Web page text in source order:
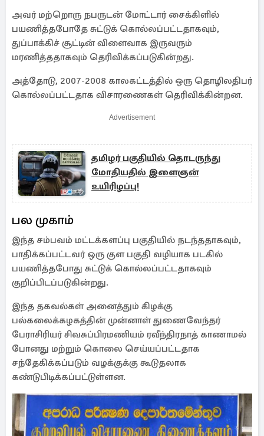
அவர் மற்றொரு நபருடன் மோட்டார் சைக்கிளில்
பயணித்தபோதே சுட்டுக் கொல்லப்பட்டதாகவும்,
துப்பாக்கிச் சூட்டின் விளைவாக இருவரும்
மரணித்ததாகவும் தெரிவிக்கப்படுகின்றது.
அத்தோடு, 2007-2008 காலகட்டத்தில் ஒரு தொழிலதிபர்
கொல்லப்பட்டதாக விசாரணைகள் தெரிவிக்கின்றன.
Advertisement
தமிழர் பகுதியில் தொடருந்து
மோதியதில் இளைஞன்
உயிரிழப்பு!
பல முகாம்
இந்த சம்பவம் மட்டக்களப்பு பகுதியில் நடந்ததாகவும்,
பாதிக்கப்பட்டவர் ஒரு குள பகுதி வழியாக படகில்
பயணித்தபோது சுட்டுக் கொல்லப்பட்டதாகவும்
குறிப்பிடப்படுகின்றது.
இந்த தகவல்கள் அனைத்தும் கிழக்கு
பல்கலைக்கழகத்தின் முன்னாள் துணைவேந்தர்
பேராசிரியர் சிவசுப்பிரமணியம் ரவீந்திரநாத் காணாமல்
போனது மற்றும் கொலை செய்யப்பட்டதாக
சந்தேகிக்கப்படும் வழக்குக்கு கூடுதலாக
கண்டுபிடிக்கப்பட்டுள்ளன.